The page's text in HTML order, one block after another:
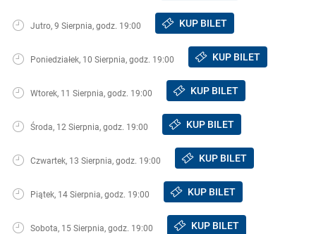
Jutro, 9 Sierpnia, godz. 19:00 KUP BILET
Poniedziałek, 10 Sierpnia, godz. 19:00 KUP BILET
Wtorek, 11 Sierpnia, godz. 19:00 KUP BILET
Środa, 12 Sierpnia, godz. 19:00 KUP BILET
Czwartek, 13 Sierpnia, godz. 19:00 KUP BILET
Piątek, 14 Sierpnia, godz. 19:00 KUP BILET
Sobota, 15 Sierpnia, godz. 19:00 KUP BILET